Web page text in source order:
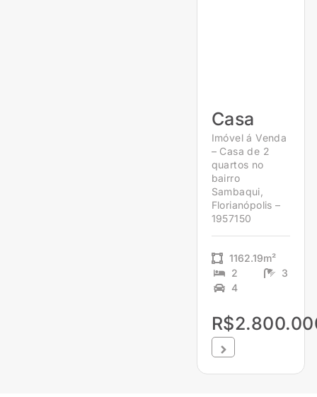
Casa
Imóvel á Venda
– Casa de 2
quartos no
bairro
Sambaqui,
Florianópolis –
1957150
1162.19m²
2
3
4